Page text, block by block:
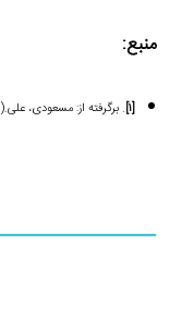
منبع:
[۱] . برگرفته از: مسعودی، علی.(۱۳۹۸).